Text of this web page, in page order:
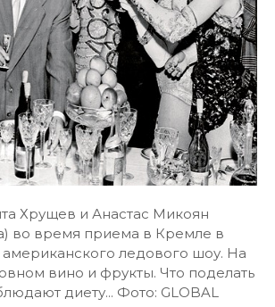
Хрущев и Анастас Микоян
во время приема в Кремле в
американского ледового шоу. На
вино и фрукты. Что поделать
диету... Фото: GLOBAL